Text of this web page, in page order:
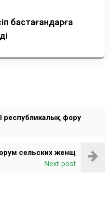
бастағандарға
республикалық фору
сельских женщ
Next post